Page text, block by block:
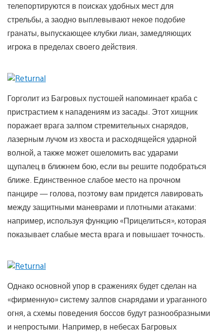
телепортируются в поисках удобных мест для
стрельбы, а заодно выплевывают некое подобие
гранаты, выпускающее клубки лиан, замедляющих
игрока в пределах своего действия.
Горголит из Багровых пустошей напоминает краба с
пристрастием к нападениям из засады. Этот хищник
поражает врага залпом стремительных снарядов,
лазерным лучом из хвоста и расходящейся ударной
волной, а также может ошеломить вас ударами
щупалец в ближнем бою, если вы решите подобраться
ближе. Единственное слабое место на прочном
панцире — голова, поэтому вам придется лавировать
между защитными маневрами и плотными атаками:
например, используя функцию «Прицелиться», которая
показывает слабые места врага и повышает точность.
Однако основной упор в сражениях будет сделан на
«фирменную» систему залпов снарядами и ураганного
огня, а схемы поведения боссов будут разнообразными
и непростыми. Например, в небесах Багровых